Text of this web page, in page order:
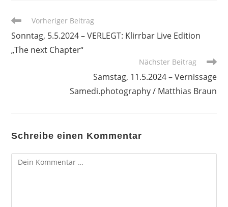
Weitere
ansehen
Vorheriger Beitrag
Sonntag, 5.5.2024 – VERLEGT: Klirrbar Live Edition
„The next Chapter“
Nächster Beitrag
Samstag, 11.5.2024 – Vernissage
Samedi.photography / Matthias Braun
Schreibe einen Kommentar
Kommentar